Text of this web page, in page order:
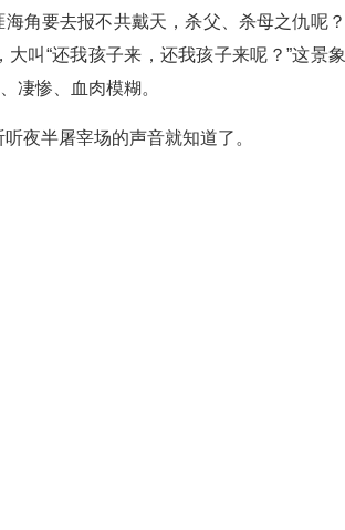
角要去报不共戴天，杀父、杀母之仇呢？
叫“还我孩子来，还我孩子来呢？”这景象
凄惨、血肉模糊。
夜半屠宰场的声音就知道了。